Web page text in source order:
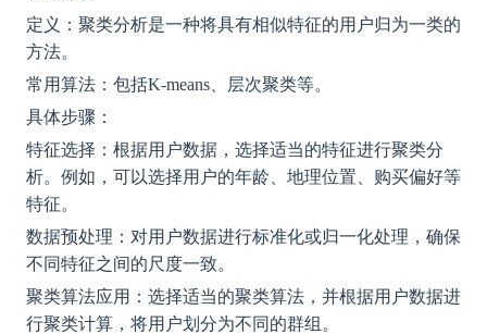
定义：聚类分析是一种将具有相似特征的用户归为一类的
方法。
常用算法：包括K-means、层次聚类等。
具体步骤：
特征选择：根据用户数据，选择适当的特征进行聚类分
析。例如，可以选择用户的年龄、地理位置、购买偏好等
特征。
数据预处理：对用户数据进行标准化或归一化处理，确保
不同特征之间的尺度一致。
聚类算法应用：选择适当的聚类算法，并根据用户数据进
行聚类计算，将用户划分为不同的群组。